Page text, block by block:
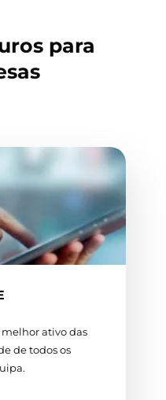
para
melhor ativo das
de todos os